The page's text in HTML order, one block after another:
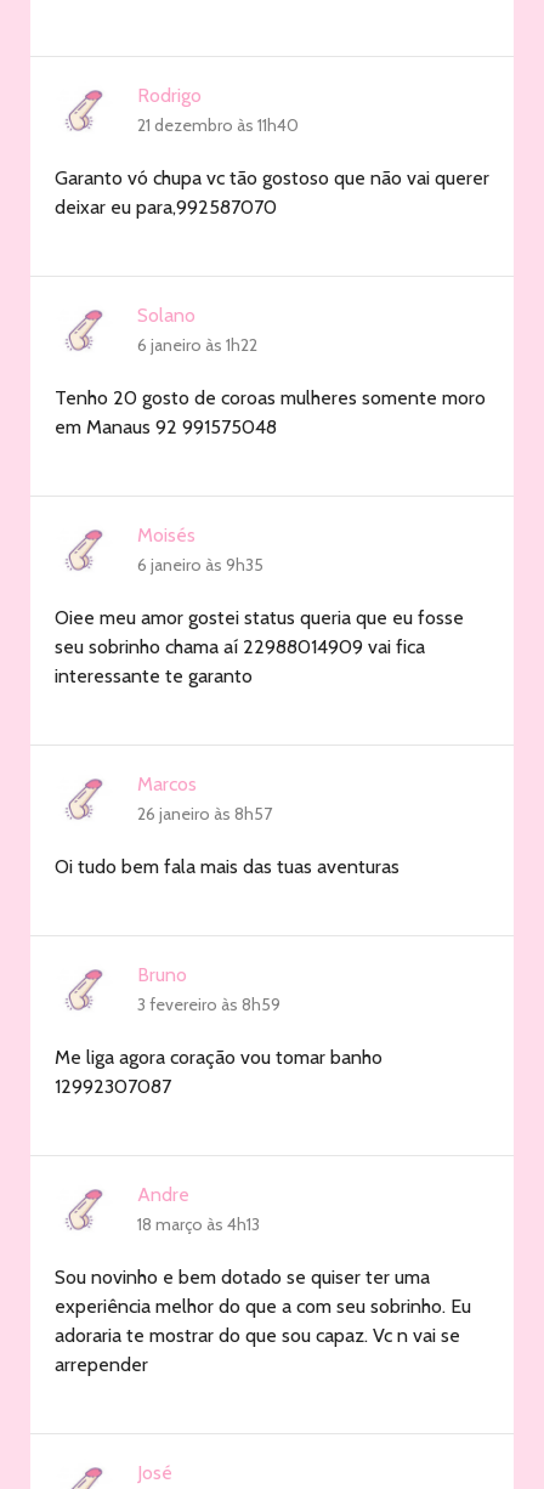
Rodrigo
21 dezembro às 11h40
Garanto vó chupa vc tão gostoso que não vai querer
deixar eu para,992587070
Solano
6 janeiro às 1h22
Tenho 20 gosto de coroas mulheres somente moro
em Manaus 92 991575048
Moisés
6 janeiro às 9h35
Oiee meu amor gostei status queria que eu fosse
seu sobrinho chama aí 22988014909 vai fica
interessante te garanto
Marcos
26 janeiro às 8h57
Oi tudo bem fala mais das tuas aventuras
Bruno
3 fevereiro às 8h59
Me liga agora coração vou tomar banho
12992307087
Andre
18 março às 4h13
Sou novinho e bem dotado se quiser ter uma
experiência melhor do que a com seu sobrinho. Eu
adoraria te mostrar do que sou capaz. Vc n vai se
arrepender
José